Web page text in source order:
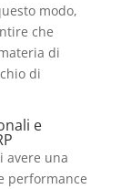
modo,
che
di
di
e
avere una
performance